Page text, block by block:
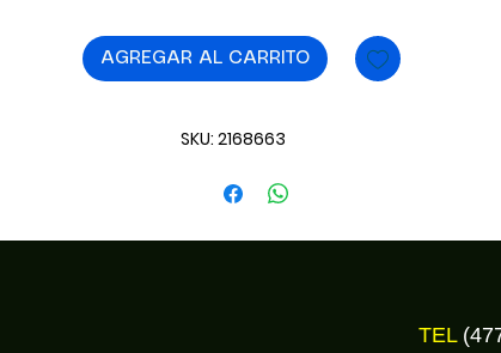
AGREGAR AL CARRITO
SKU: 2168663
TEL